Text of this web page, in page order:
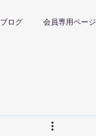
ブログ 会員専用ページ